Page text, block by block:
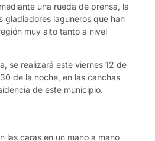
una rueda de prensa, la
gladiadores laguneros que han
muy alto tanto a nivel
se realizará este viernes 12 de
de la noche, en las canchas
de este municipio.
las caras en un mano a mano